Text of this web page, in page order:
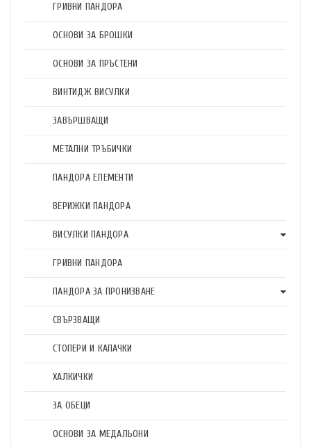
ГРИВНИ ПАНДОРА
ОСНОВИ ЗА БРОШКИ
ОСНОВИ ЗА ПРЪСТЕНИ
ВИНТИДЖ ВИСУЛКИ
ЗАВЪРШВАЩИ
МЕТАЛНИ ТРЪБИЧКИ
ПАНДОРА ЕЛЕМЕНТИ
ВЕРИЖКИ ПАНДОРА
ВИСУЛКИ ПАНДОРА
ГРИВНИ ПАНДОРА
ПАНДОРА ЗА ПРОНИЗВАНЕ
СВЪРЗВАЩИ
СТОПЕРИ И КАПАЧКИ
ХАЛКИЧКИ
ЗА ОБЕЦИ
ОСНОВИ ЗА МЕДАЛЬОНИ